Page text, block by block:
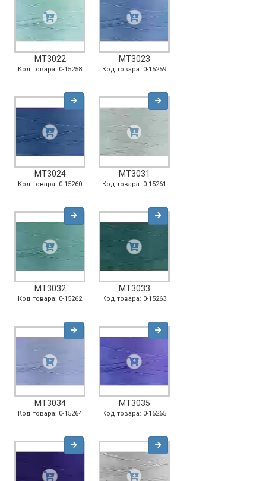
MT3022
Код товара: 0-15258
MT3023
Код товара: 0-15259
MT3024
Код товара: 0-15260
MT3031
Код товара: 0-15261
MT3032
Код товара: 0-15262
MT3033
Код товара: 0-15263
MT3034
Код товара: 0-15264
MT3035
Код товара: 0-15265